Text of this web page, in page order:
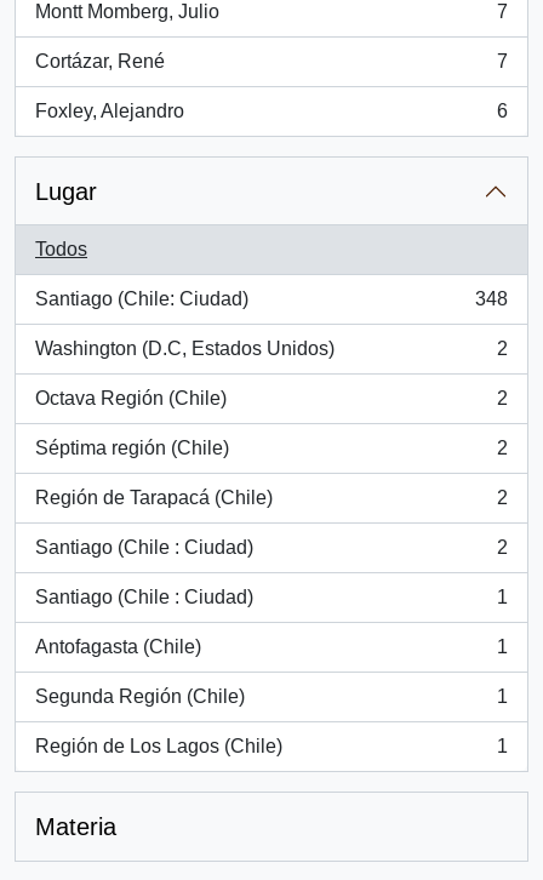
Montt Momberg, Julio
, 7 resultados
7
Cortázar, René
, 7 resultados
7
Foxley, Alejandro
, 6 resultados
6
Lugar
Todos
Santiago (Chile: Ciudad)
, 348 resultados
348
Washington (D.C, Estados Unidos)
, 2 resultados
2
Octava Región (Chile)
, 2 resultados
2
Séptima región (Chile)
, 2 resultados
2
Región de Tarapacá (Chile)
, 2 resultados
2
Santiago (Chile : Ciudad)
, 2 resultados
2
Santiago (Chile : Ciudad)
, 1 resultados
1
Antofagasta (Chile)
, 1 resultados
1
Segunda Región (Chile)
, 1 resultados
1
Región de Los Lagos (Chile)
, 1 resultados
1
Materia